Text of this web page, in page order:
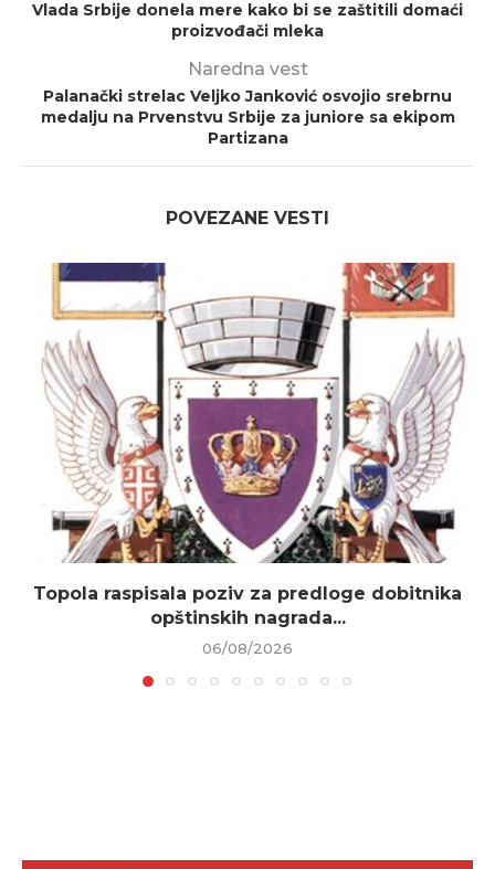
Vlada Srbije donela mere kako bi se zaštitili domaći
proizvođači mleka
Naredna vest
Palanački strelac Veljko Janković osvojio srebrnu
medalju na Prvenstvu Srbije za juniore sa ekipom
Partizana
POVEZANE VESTI
Topola raspisala poziv za predloge dobitnika
opštinskih nagrada...
06/08/2026